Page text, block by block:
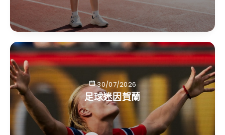
30/07/2026
足球迷因賀蘭